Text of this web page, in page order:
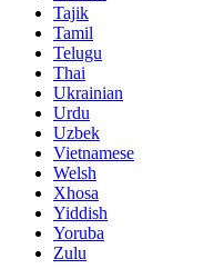
Tajik
Tamil
Telugu
Thai
Ukrainian
Urdu
Uzbek
Vietnamese
Welsh
Xhosa
Yiddish
Yoruba
Zulu